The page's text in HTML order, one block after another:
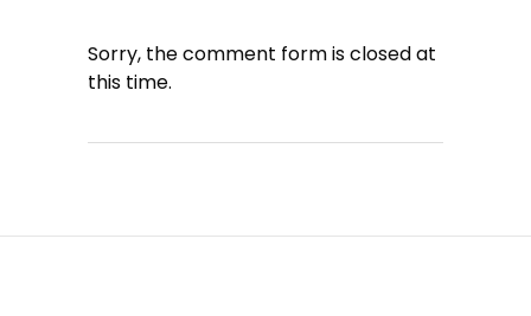
Sorry, the comment form is closed at
this time.